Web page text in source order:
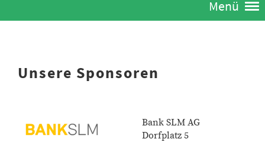
Menü
Unsere Sponsoren
Bank SLM AG
Dorfplatz 5